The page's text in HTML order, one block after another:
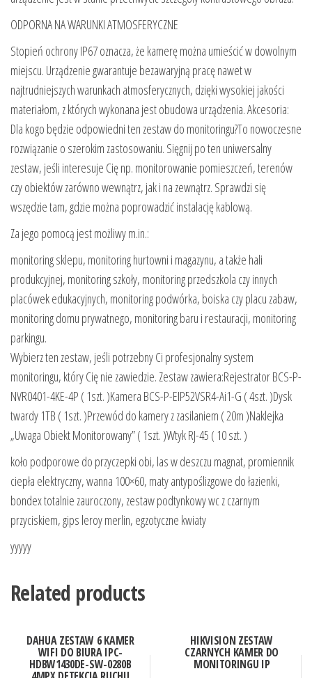
ODPORNA NA WARUNKI ATMOSFERYCZNE
Stopień ochrony IP67 oznacza, że ​​kamerę można umieścić w dowolnym
miejscu. Urządzenie gwarantuje bezawaryjną pracę nawet w
najtrudniejszych warunkach atmosferycznych, dzięki wysokiej jakości
materiałom, z których wykonana jest obudowa urządzenia. Akcesoria:
Dla kogo będzie odpowiedni ten zestaw do monitoringu?To nowoczesne
rozwiązanie o szerokim zastosowaniu. Sięgnij po ten uniwersalny
zestaw, jeśli interesuje Cię np. monitorowanie pomieszczeń, terenów
czy obiektów zarówno wewnątrz, jak i na zewnątrz. Sprawdzi się
wszędzie tam, gdzie można poprowadzić instalację kablową.
Za jego pomocą jest możliwy m.in.:
monitoring sklepu, monitoring hurtowni i magazynu, a także hali
produkcyjnej, monitoring szkoły, monitoring przedszkola czy innych
placówek edukacyjnych, monitoring podwórka, boiska czy placu zabaw,
monitoring domu prywatnego, monitoring baru i restauracji, monitoring
parkingu.
Wybierz ten zestaw, jeśli potrzebny Ci profesjonalny system
monitoringu, który Cię nie zawiedzie. Zestaw zawiera:Rejestrator BCS-P-
NVR0401-4KE-4P ( 1szt. )Kamera BCS-P-EIP52VSR4-Ai1-G ( 4szt. )Dysk
twardy 1TB ( 1szt. )Przewód do kamery z zasilaniem ( 20m )Naklejka
„Uwaga Obiekt Monitorowany” ( 1szt. )Wtyk RJ-45 ( 10 szt. )
koło podporowe do przyczepki obi, las w deszczu magnat, promiennik
ciepła elektryczny, wanna 100×60, maty antypoślizgowe do łazienki,
bondex totalnie zauroczony, zestaw podtynkowy wc z czarnym
przyciskiem, gips leroy merlin, egzotyczne kwiaty
yyyyy
Related products
DAHUA ZESTAW 6 KAMER
WIFI DO BIURA IPC-
HDBW1430DE-SW-0280B
HIKVISION ZESTAW
CZARNYCH KAMER DO
MONITORINGU IP